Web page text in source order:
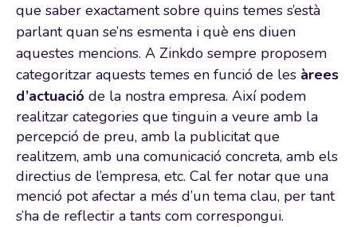
que saber exactament sobre quins temes s’està
parlant quan se’ns esmenta i què ens diuen
aquestes mencions. A Zinkdo sempre proposem
categoritzar aquests temes en funció de les àrees
d’actuació de la nostra empresa. Així podem
realitzar categories que tinguin a veure amb la
percepció de preu, amb la publicitat que
realitzem, amb una comunicació concreta, amb els
directius de l’empresa, etc. Cal fer notar que una
menció pot afectar a més d’un tema clau, per tant
s’ha de reflectir a tants com correspongui.